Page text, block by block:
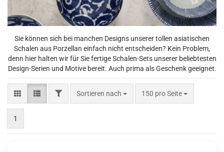
Sie können sich bei manchen Designs unserer tollen asiatischen
Schalen aus Porzellan einfach nicht entscheiden? Kein Problem,
denn hier halten wir für Sie fertige Schalen-Sets unserer beliebtesten
Design-Serien und Motive bereit. Auch prima als Geschenk geeignet.
FILTERSortieren nach
Sortieren nach 150 pro Seite
pro Seite
1